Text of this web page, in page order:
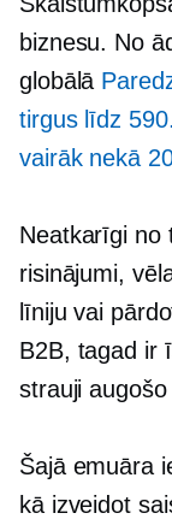
biznesu. No
globālā
tirgus līdz
vairāk nekā
Neatkarīgi no
risinājumi,
līniju vai
B2B, tagad ir
strauji augošo
Šajā emuāra
kā izveidot